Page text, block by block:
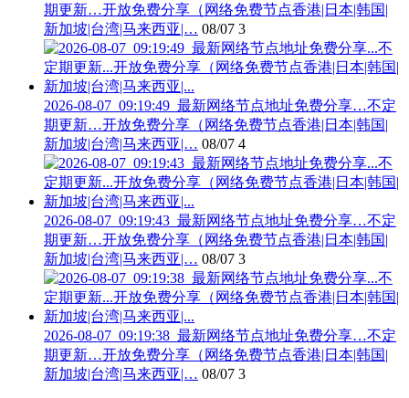
期更新…开放免费分享（网络免费节点香港|日本|韩国|
新加坡|台湾|马来西亚|… 08/07 3
2026-08-07_09:19:49_最新网络节点地址免费分享…不定
期更新…开放免费分享（网络免费节点香港|日本|韩国|
新加坡|台湾|马来西亚|… 08/07 4
2026-08-07_09:19:43_最新网络节点地址免费分享…不定
期更新…开放免费分享（网络免费节点香港|日本|韩国|
新加坡|台湾|马来西亚|… 08/07 3
2026-08-07_09:19:38_最新网络节点地址免费分享…不定
期更新…开放免费分享（网络免费节点香港|日本|韩国|
新加坡|台湾|马来西亚|… 08/07 3